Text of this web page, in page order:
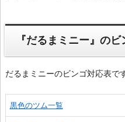
『だるまミニー』の
だるまミニーのビンゴ対応表で
黒色のツム一覧